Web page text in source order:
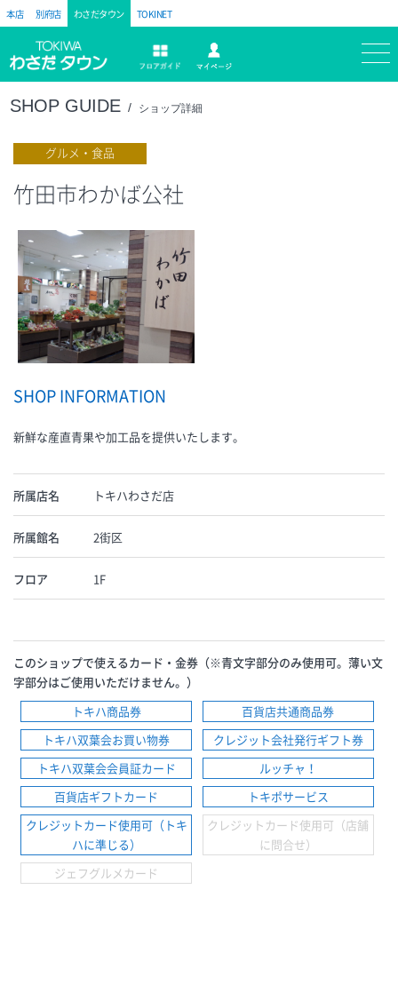
本店 別府店 わさだタウン TOKINET
トキハ フロアガイド
SHOP GUIDE ショップ詳細
竹田市わかば公社
グルメ・食品
SHOP INFORMATION
新鮮な産直青果や加工品を提供いたします。
所属店名 トキハわさだ店
所属館名 2街区
フロア 1F
このショップで使えるカード・金券（※青文字部分のみ使用可。薄い文
字部分はご使用いただけません。）
トキハ商品券
百貨店共通商品券
トキハ双葉会お買い物券
クレジット会社発行ギフト券
トキハ双葉会会員証カード
ルッチャ！
百貨店ギフトカード
トキポサービス
クレジットカード使用可（トキ
ハに準じる）
クレジットカード使用可（店舗
に問合せ）
ジェフグルメカード